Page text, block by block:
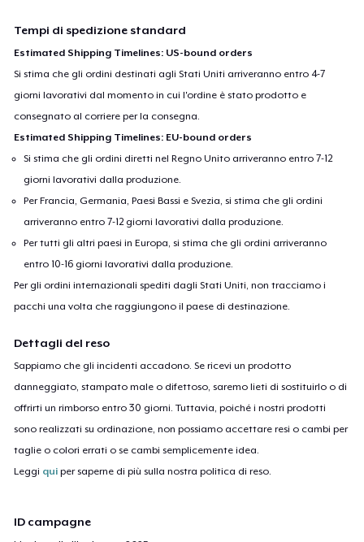
Tempi di spedizione standard
Estimated Shipping Timelines: US-bound orders
Si stima che gli ordini destinati agli Stati Uniti arriveranno entro 4-7
giorni lavorativi dal momento in cui l'ordine è stato prodotto e
consegnato al corriere per la consegna.
Estimated Shipping Timelines: EU-bound orders
Si stima che gli ordini diretti nel Regno Unito arriveranno entro 7-12
giorni lavorativi dalla produzione.
Per Francia, Germania, Paesi Bassi e Svezia, si stima che gli ordini
arriveranno entro 7-12 giorni lavorativi dalla produzione.
Per tutti gli altri paesi in Europa, si stima che gli ordini arriveranno
entro 10-16 giorni lavorativi dalla produzione.
Per gli ordini internazionali spediti dagli Stati Uniti, non tracciamo i
pacchi una volta che raggiungono il paese di destinazione.
Dettagli del reso
Sappiamo che gli incidenti accadono. Se ricevi un prodotto
danneggiato, stampato male o difettoso, saremo lieti di sostituirlo o di
offrirti un rimborso entro 30 giorni. Tuttavia, poiché i nostri prodotti
sono realizzati su ordinazione, non possiamo accettare resi o cambi per
taglie o colori errati o se cambi semplicemente idea.
Leggi qui per saperne di più sulla nostra politica di reso.
ID campagne